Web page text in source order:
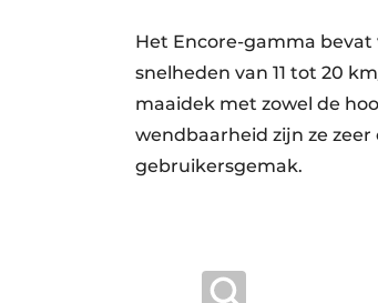
Het Encore-gamma bevat
snelheden van 11 tot 20
maaidek met zowel de
wendbaarheid zijn ze
gebruikersgemak.